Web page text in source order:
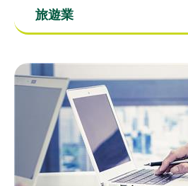
旅遊業